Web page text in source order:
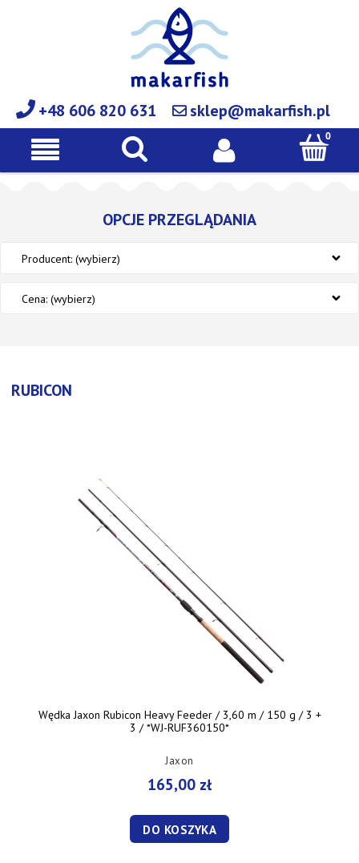
+48 606 820 631 sklep@makarfish.pl
OPCJE PRZEGLĄDANIA
Producent: (wybierz)
Cena: (wybierz)
RUBICON
Wędka Jaxon Rubicon Heavy Feeder / 3,60 m / 150 g / 3 +
3 / *WJ-RUF360150*
Jaxon
165,00 zł
DO KOSZYKA